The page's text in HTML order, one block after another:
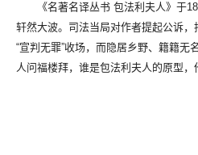
《名著名译丛书 包法利夫人》于
轩然大波。司法当局对作者提起公诉
“宣判无罪”收场，而隐居乡野、籍籍
人问福楼拜，谁是包法利夫人的原型，